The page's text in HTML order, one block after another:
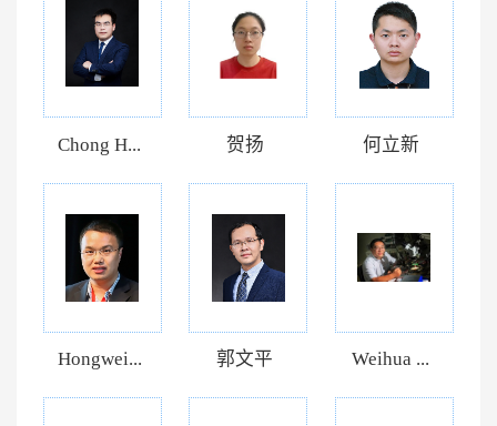
Chong H... 贺扬 何立新
Hongwei... 郭文平 Weihua ...